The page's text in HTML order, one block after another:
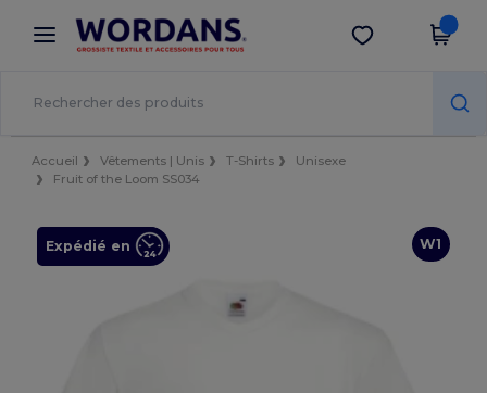
× Appli Wordans
Meilleurs prix sur l’app !
Obtenir l'appli
Accueil Vêtements | Unis T-Shirts
Unisexe
Fruit of the Loom SS034
W1
Expédié en